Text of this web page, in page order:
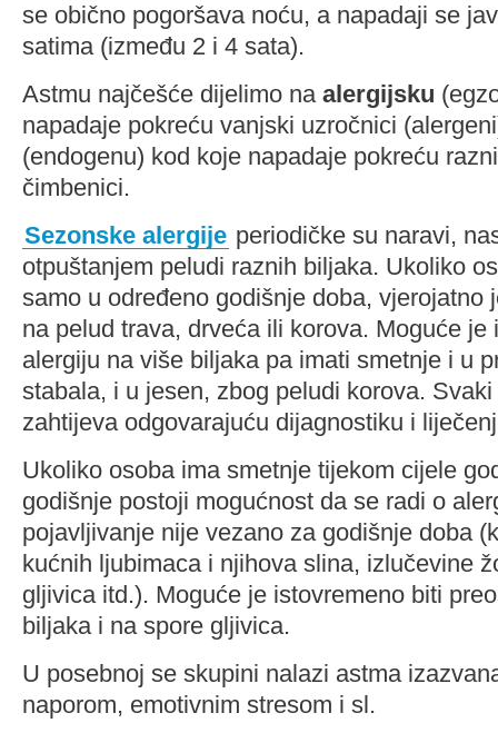
se obično pogoršava noću, a napadaji se
satima (između 2 i 4 sata).
Astmu najčešće dijelimo na alergijsku
napadaje pokreću vanjski uzročnici
(endogenu) kod koje napadaje pokreću
čimbenici.
Sezonske alergije periodičke su naravi,
otpuštanjem peludi raznih biljaka. Ukoliko
samo u određeno godišnje doba, vjerojatno
na pelud trava, drveća ili korova. Moguće je
alergiju na više biljaka pa imati smetnje i u
stabala, i u jesen, zbog peludi korova.
zahtijeva odgovarajuću dijagnostiku i
Ukoliko osoba ima smetnje tijekom cijele
godišnje postoji mogućnost da se radi o
pojavljivanje nije vezano za godišnje doba
kućnih ljubimaca i njihova slina, izlučevine
gljivica itd.). Moguće je istovremeno biti
biljaka i na spore gljivica.
U posebnoj se skupini nalazi astma
naporom, emotivnim stresom i sl.